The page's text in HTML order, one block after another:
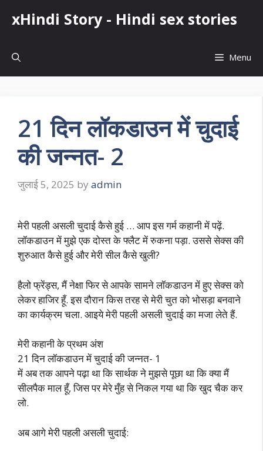
xHindi Story - Hindi sex stories
Menu
21 दिन लॉकडाउन में चुदाई
की जन्नत- 2
जुलाई 5, 2025 by admin
मेरी पहली असली चुदाई कैसे हुई … आप इस गर्म कहानी में पढ़ें.
लॉकडाउन में मुझे एक दोस्त के फ्लैट में रुकना पड़ा. उससे सेक्स की
शुरुआत कैसे हुई और मेरी सील कैसे खुली?
हैलो फ्रेंड्स, मैं नेक्षा फिर से आपके सामने लॉकडाउन में हुए सेक्स को
लेकर हाजिर हूँ. इस दौरान किस तरह से मेरी चुत को भोसड़ा बनवाने
का कार्यक्रम चला. आइये मेरी पहली असली चुदाई का मजा लेते हैं.
मेरी कहानी के प्रथम अंश
21 दिन लॉकडाउन में चुदाई की जन्नत- 1
में अब तक आपने पढ़ा था कि सार्थक ने मुझसे पूछा था कि क्या मैं
सीलपैक माल हूँ, जिस पर मेरे मुँह से निकल गया था कि खुद चैक कर
लो.
अब आगे मेरी पहली असली चुदाई: